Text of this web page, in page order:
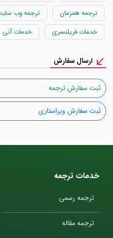
ترجمه همزمان
ترجمه وب
خدمات فریلنسری
خدمات آنی
ارسال سفارش
ثبت سفارش ترجمه
ثبت سفارش ویراستاری
خدمات ترجمه
ترجمه رسمی
ترجمه مقاله